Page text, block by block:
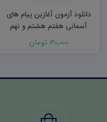
دانلود آزمون آغازین پیام های
آسمانی هفتم هشتم و نهم
word30,000 تومان